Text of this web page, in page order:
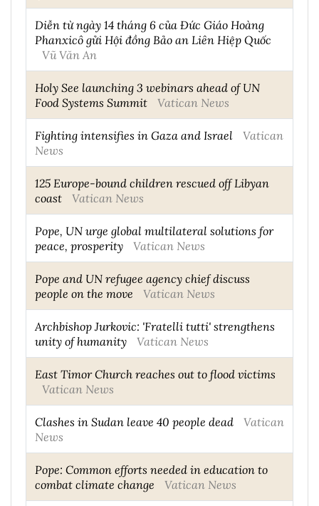
Diễn từ ngày 14 tháng 6 của Đức Giáo Hoàng
Phanxicô gửi Hội đồng Bảo an Liên Hiệp Quốc
Vũ Văn An
Holy See launching 3 webinars ahead of UN
Food Systems Summit
Vatican News
Fighting intensifies in Gaza and Israel
Vatican
News
125 Europe-bound children rescued off Libyan
coast
Vatican News
Pope, UN urge global multilateral solutions for
peace, prosperity
Vatican News
Pope and UN refugee agency chief discuss
people on the move
Vatican News
Archbishop Jurkovic: 'Fratelli tutti' strengthens
unity of humanity
Vatican News
East Timor Church reaches out to flood victims
Vatican News
Clashes in Sudan leave 40 people dead
Vatican
News
Pope: Common efforts needed in education to
combat climate change
Vatican News